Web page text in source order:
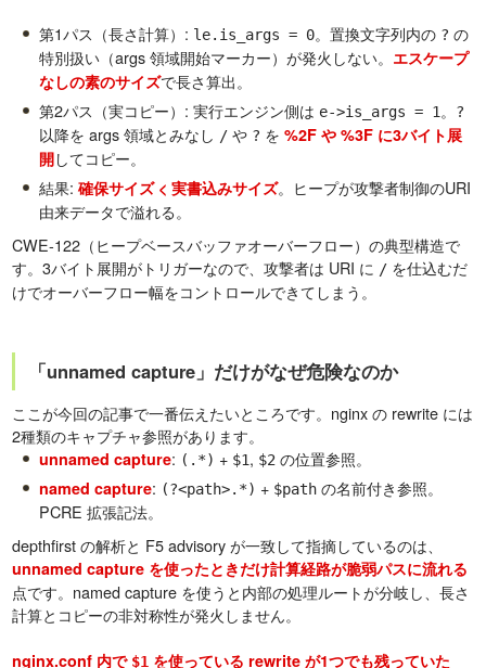
第1パス（長さ計算）: le.is_args = 0。置換文字列内の ? の
特別扱い（args 領域開始マーカー）が発火しない。 エスケープ
なしの素のサイズで長さ算出。
第2パス（実コピー）: 実行エンジン側は e->is_args = 1。 ?
以降を args 領域とみなし / や ? を%2F や %3F に3バイト展
開してコピー。
結果:確保サイズ < 実書込みサイズ。ヒープが攻撃者制御のURI
由来データで溢れる。
CWE-122（ヒープベースバッファオーバーフロー）の典型構造で
す。3バイト展開がトリガーなので、攻撃者は URI に / を仕込むだ
けでオーバーフロー幅をコントロールできてしまう。
「unnamed capture」だけがなぜ危険なのか
ここが今回の記事で一番伝えたいところです。nginx の rewrite には
2種類のキャプチャ参照があります。
unnamed capture: (.*) + $1, $2 の位置参照。
named capture: (?<path>.*) + $path の名前付き参照。
PCRE 拡張記法。
depthfirst の解析と F5 advisory が一致して指摘しているのは、
unnamed capture を使ったときだけ計算経路が脆弱パスに流れる
点です。named capture を使うと内部の処理ルートが分岐し、長さ
計算とコピーの非対称性が発火しません。
nginx.conf 内で $1 を使っている rewrite が1つでも残っていた